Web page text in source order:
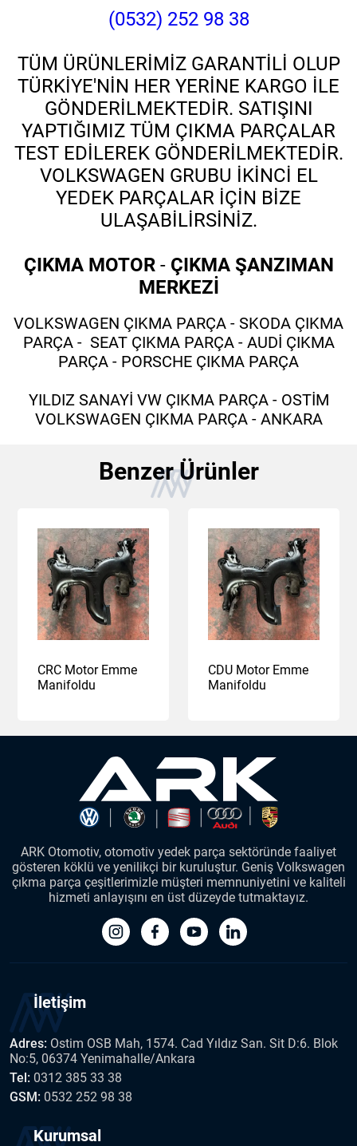
(0532) 252 98 38
TÜM ÜRÜNLERİMİZ GARANTİLİ OLUP
TÜRKİYE'NİN HER YERİNE KARGO İLE
GÖNDERİLMEKTEDİR. SATIŞINI
YAPTIĞIMIZ TÜM ÇIKMA PARÇALAR
TEST EDİLEREK GÖNDERİLMEKTEDİR.
VOLKSWAGEN GRUBU İKİNCİ EL
YEDEK PARÇALAR İÇİN BİZE
ULAŞABİLİRSİNİZ.
ÇIKMA MOTOR- ÇIKMA ŞANZIMAN
MERKEZİ
VOLKSWAGEN ÇIKMA PARÇA - SKODA ÇIKMA
PARÇA - SEAT ÇIKMA PARÇA - AUDİ ÇIKMA
PARÇA - PORSCHE ÇIKMA PARÇA
YILDIZ SANAYİ VW ÇIKMA PARÇA - OSTİM
VOLKSWAGEN ÇIKMA PARÇA - ANKARA
Benzer Ürünler
CRC Motor Emme
Manifoldu
CDU Motor Emme
Manifoldu
ARK Otomotiv, otomotiv yedek parça sektöründe faaliyet
gösteren köklü ve yenilikçi bir kuruluştur. Geniş Volkswagen
çıkma parça çeşitlerimizle müşteri memnuniyetini ve kaliteli
hizmeti anlayışını en üst düzeyde tutmaktayız.
İletişim
Adres: Ostim OSB Mah, 1574. Cad Yıldız San. Sit D:6. Blok
No:5, 06374 Yenimahalle/Ankara
Tel: 0312 385 33 38
GSM: 0532 252 98 38
Kurumsal